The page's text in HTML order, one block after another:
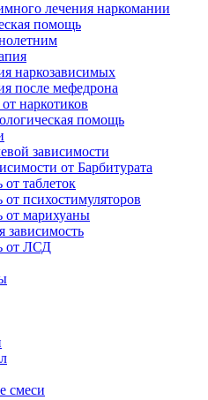
лечения наркомании
помощь
наркозависимых
после мефедрона
наркотиков
помощь
зависимости
от Барбитурата
от таблеток
от психостимуляторов
от марихуаны
зависимость
от ЛСД
смеси